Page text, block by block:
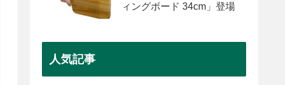
ィングボード 34cm」登場
人気記事